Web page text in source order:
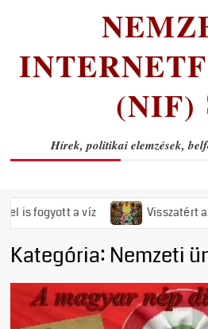
(NIF)
Hírek, politikai elemzések,
a víz Visszatért az 50-
Kategória: Nemzeti